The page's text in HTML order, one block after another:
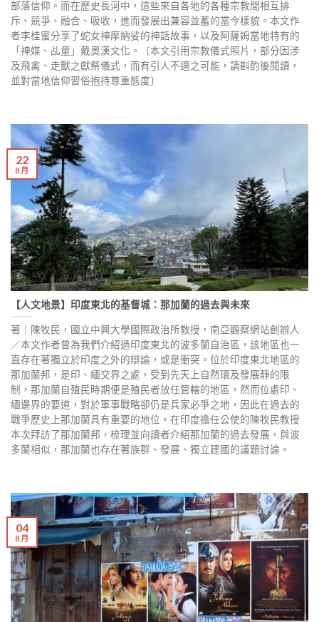
部落信仰。而在歷史長河中，這些來自各地的各種宗教間相互排
斥、競爭、融合、吸收，進而發展出兼容並蓄的當今樣貌。本文作
者李桂蜜分享了蛇女神摩納娑的神話故事，以及阿薩姆當地特有的
「神媒、乩童」戴奧漢文化。〔本文引用宗教儀式照片，部分因涉
及飛禽、走獸之獻祭儀式，而有引人不適之可能，請斟酌後閱讀，
並對當地信仰習俗抱持尊重態度〕
【人文地景】印度東北的基督城：那加蘭的過去與未來
著｜陳牧民，國立中興大學國際政治所教授，南亞觀察網站創辦人
／本文作者曾為我們介紹過印度東北的波多蘭自治區，該地區也一
直存在著獨立於印度之外的辯論，或是衝突。位於印度東北地區的
那加蘭邦，是印、緬交界之處，受到先天上自然環及發展靜的限
制，那加蘭自殖民時期便是殖民者放任管轄的地區，然而位處印、
緬邊界的要道，對於軍事戰略卻仍是兵家必爭之地，因此在過去的
戰爭歷史上那加蘭具有重要的地位。在印度擔任公使的陳牧民教授
本次拜訪了那加蘭邦，梳理並向讀者介紹那加蘭的過去發展，與波
多蘭相似，那加蘭也存在著族群、發展、獨立建國的議題討論。
22
8 月
04
8 月